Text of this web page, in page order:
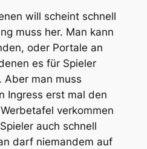
will scheint schnell
muss her. Man kann
oder Portale an
es für Spieler
Aber man muss
Ingress erst mal den
verkommen
auch schnell
darf niemandem auf